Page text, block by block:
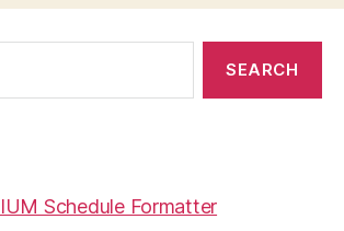
Schedule Formatter